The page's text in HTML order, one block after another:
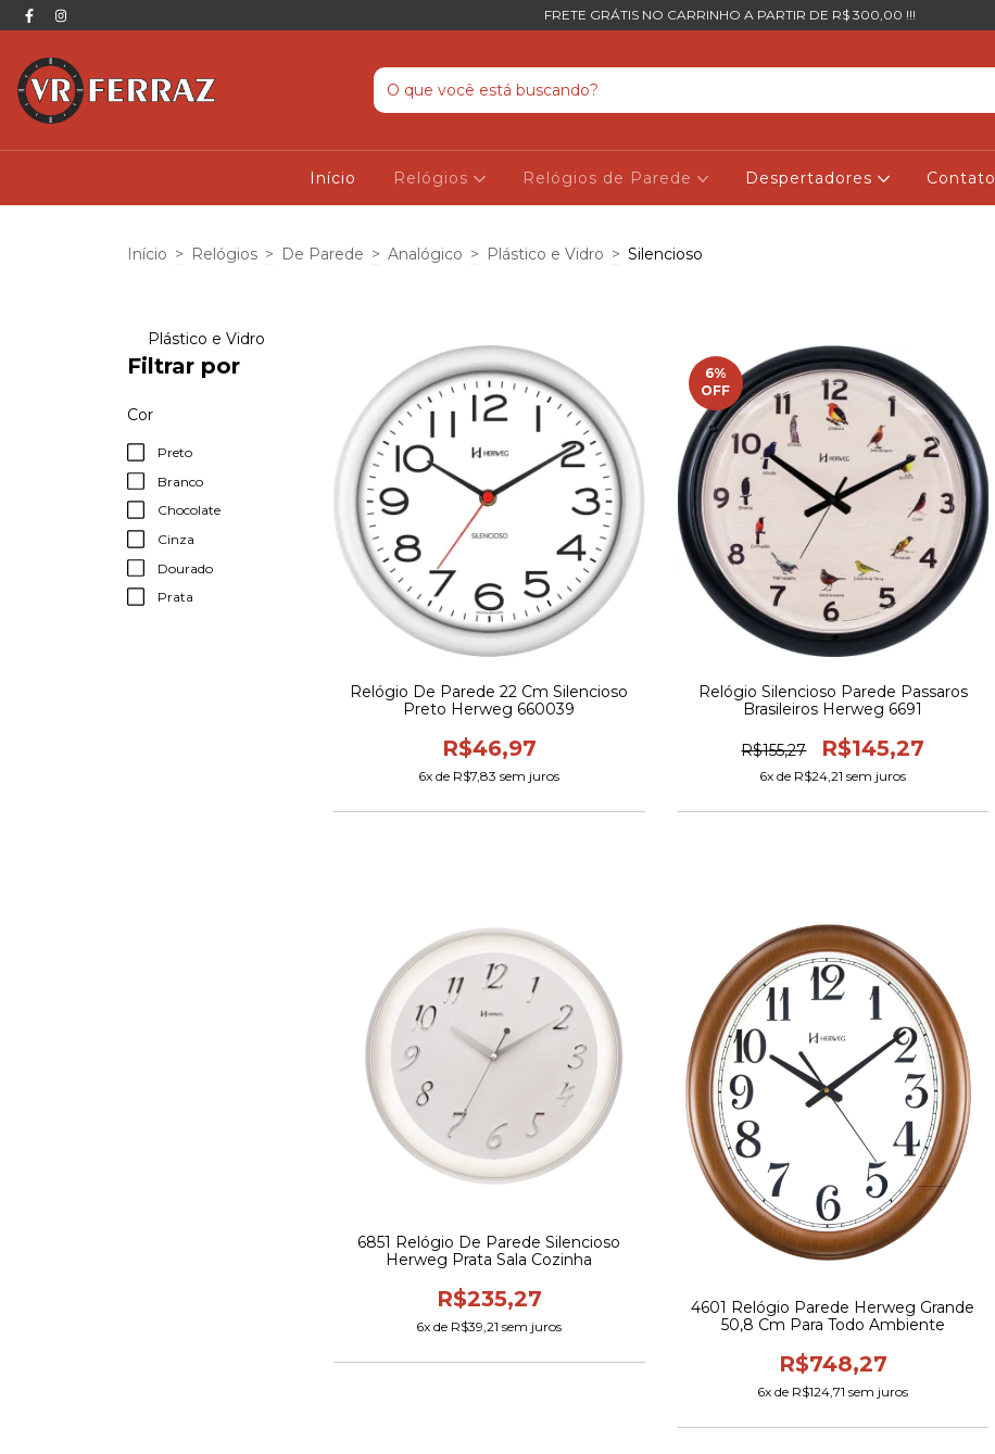
FRETE GRÁTIS NO CARRINHO A PARTIR DE R$ 300,00 !!!
Início Relógios Relógios de Parede Despertadores Contato
Início > Relógios > De Parede > Analógico > Plástico e Vidro > Silencioso
Plástico e Vidro
Filtrar por
Cor
Preto
Branco
Chocolate
Cinza
Dourado
Prata
Relógio De Parede 22 Cm Silencioso
Preto Herweg 660039
R$46,97
6x de R$7,83 sem juros
6%
OFF
Relógio Silencioso Parede Passaros
Brasileiros Herweg 6691
R$155,27 R$145,27
6x de R$24,21 sem juros
6851 Relógio De Parede Silencioso
Herweg Prata Sala Cozinha
R$235,27
6x de R$39,21 sem juros
4601 Relógio Parede Herweg Grande
50,8 Cm Para Todo Ambiente
R$748,27
6x de R$124,71 sem juros